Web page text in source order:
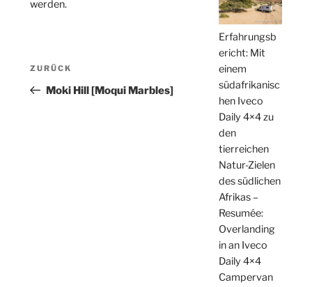
werden.
Beitragsnavigation
Vorheriger
Beitrag
ZURÜCK
Moki Hill [Moqui Marbles]
Erfahrungsb
ericht: Mit
einem
südafrikanisc
hen Iveco
Daily 4×4 zu
den
tierreichen
Natur-Zielen
des südlichen
Afrikas –
Resumée:
Overlanding
in an Iveco
Daily 4×4
Campervan